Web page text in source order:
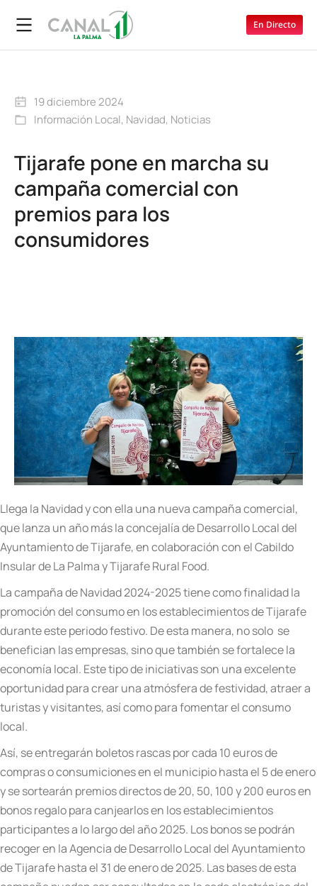
En Directo
19 diciembre 2024
Información Local, Navidad, Noticias
Tijarafe pone en marcha su
campaña comercial con
premios para los
consumidores
Llega la Navidad y con ella una nueva campaña comercial,
que lanza un año más la concejalía de Desarrollo Local del
Ayuntamiento de Tijarafe, en colaboración con el Cabildo
Insular de La Palma y Tijarafe Rural Food.
La campaña de Navidad 2024-2025 tiene como finalidad la
promoción del consumo en los establecimientos de Tijarafe
durante este periodo festivo. De esta manera, no solo se
benefician las empresas, sino que también se fortalece la
economía local. Este tipo de iniciativas son una excelente
oportunidad para crear una atmósfera de festividad, atraer a
turistas y visitantes, así como para fomentar el consumo
local.
Así, se entregarán boletos rascas por cada 10 euros de
compras o consumiciones en el municipio hasta el 5 de enero
y se sortearán premios directos de 20, 50, 100 y 200 euros en
bonos regalo para canjearlos en los establecimientos
participantes a lo largo del año 2025. Los bonos se podrán
recoger en la Agencia de Desarrollo Local del Ayuntamiento
de Tijarafe hasta el 31 de enero de 2025. Las bases de esta